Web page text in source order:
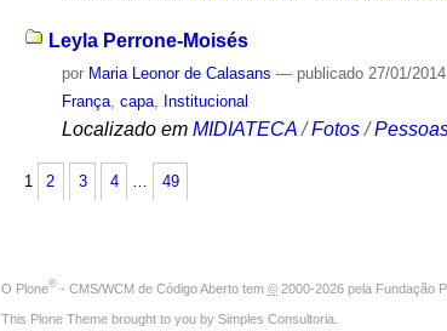
Leyla Perrone-Moisés
por Maria Leonor de Calasans — publicado 27/01/
França,capa, Institucional
Localizado em MIDIATECA /Fotos /
1 2 3 4 49
O Plone® - CMS/WCM de Código Aberto tem © 2000-2026 pela Fundação
This Plone Theme brought to you by Simples Consultoria